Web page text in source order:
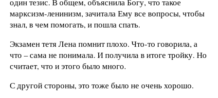
один тезис. В общем, объяснила Богу, что такое
марксизм-ленинизм, зачитала Ему все вопросы, чтобы
знал, в чем помогать, и пошла спать.
Экзамен тетя Лена помнит плохо. Что-то говорила, а
что – сама не понимала. И получила в итоге тройку. Но
считает, что и этого было много.
С другой стороны, это тоже было не очень хорошо.